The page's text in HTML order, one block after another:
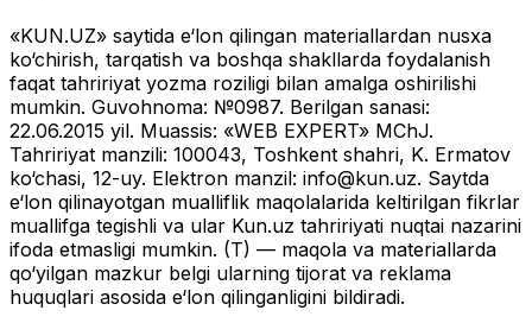
«KUN.UZ» saytida e‘lon qilingan materiallardan nusxa
ko‘chirish, tarqatish va boshqa shakllarda foydalanish
faqat tahririyat yozma roziligi bilan amalga oshirilishi
mumkin. Guvohnoma: №0987. Berilgan sanasi:
22.06.2015 yil. Muassis: «WEB EXPERT» MChJ.
Tahririyat manzili: 100043, Toshkent shahri, K. Ermatov
ko‘chasi, 12-uy. Elektron manzil: info@kun.uz. Saytda
e‘lon qilinayotgan mualliflik maqolalarida keltirilgan fikrlar
muallifga tegishli va ular Kun.uz tahririyati nuqtai nazarini
ifoda etmasligi mumkin. (T) — maqola va materiallarda
qo‘yilgan mazkur belgi ularning tijorat va reklama
huquqlari asosida e‘lon qilinganligini bildiradi.